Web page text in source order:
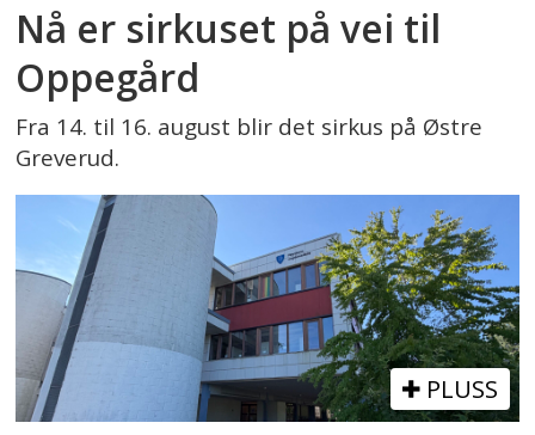
Nå er sirkuset på vei til
Oppegård
Fra 14. til 16. august blir det sirkus på Østre
Greverud.
PLUSS